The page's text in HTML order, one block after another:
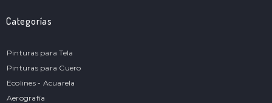
Categorías
Pinturas para Tela
Pinturas para Cuero
Ecolines - Acuarela
Aerografía